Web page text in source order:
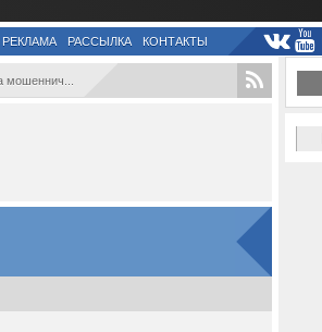
РЕКЛАМА РАССЫЛКА КОНТАКТЫ
мошеннич...